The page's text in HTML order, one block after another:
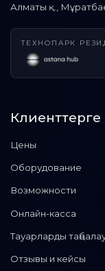
Алматы қ.,
ТЕХНОПАРК
Клиенттерге
Цены
Оборудование
Возможности
Онлайн-касса
Тауарларды
Отзывы и кейсы